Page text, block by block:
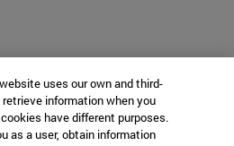
uses our own and third-
information when you
have different purposes.
as a user, obtain information